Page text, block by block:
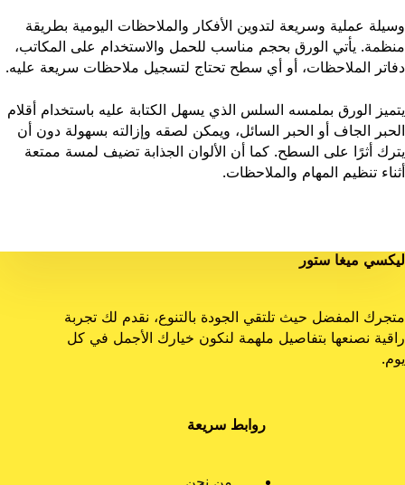
وسيلة عملية وسريعة لتدوين الأفكار والملاحظات اليومية بطريقة
منظمة. يأتي الورق بحجم مناسب للحمل والاستخدام على المكاتب،
دفاتر الملاحظات، أو أي سطح تحتاج لتسجيل ملاحظات سريعة عليه.
يتميز الورق بملمسه السلس الذي يسهل الكتابة عليه باستخدام أقلام
الحبر الجاف أو الحبر السائل، ويمكن لصقه وإزالته بسهولة دون أن
يترك أثرًا على السطح. كما أن الألوان الجذابة تضيف لمسة ممتعة
أثناء تنظيم المهام والملاحظات.
ليكسي ميغا ستور
متجرك المفضل حيث تلتقي الجودة بالتنوع، نقدم لك تجربة
راقية نصنعها بتفاصيل ملهمة لنكون خيارك الأجمل في كل
يوم.
روابط سريعة